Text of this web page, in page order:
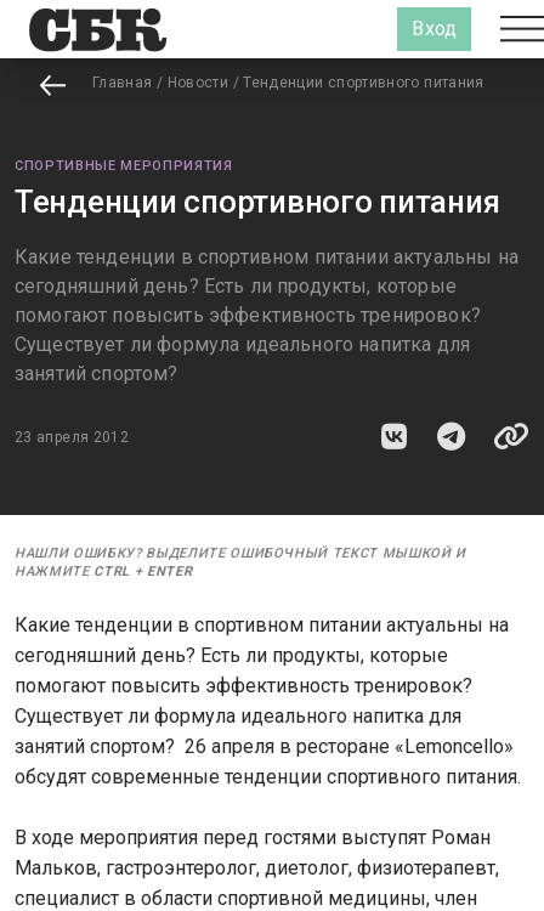
Вход
Главная / Новости / Тенденции спортивного питания
СПОРТИВНЫЕ МЕРОПРИЯТИЯ
Тенденции спортивного питания
Какие тенденции в спортивном питании актуальны на
сегодняшний день? Есть ли продукты, которые
помогают повысить эффективность тренировок?
Существует ли формула идеального напитка для
занятий спортом?
23 апреля 2012
НАШЛИ ОШИБКУ? ВЫДЕЛИТЕ ОШИБОЧНЫЙ ТЕКСТ МЫШКОЙ И
НАЖМИТЕ CTRL + ENTER
Какие тенденции в спортивном питании актуальны на
сегодняшний день? Есть ли продукты, которые
помогают повысить эффективность тренировок?
Существует ли формула идеального напитка для
занятий спортом? 26 апреля в ресторане «Lemoncello»
обсудят современные тенденции спортивного питания.
В ходе мероприятия перед гостями выступят Роман
Мальков, гастроэнтеролог, диетолог, физиотерапевт,
специалист в области спортивной медицины, член